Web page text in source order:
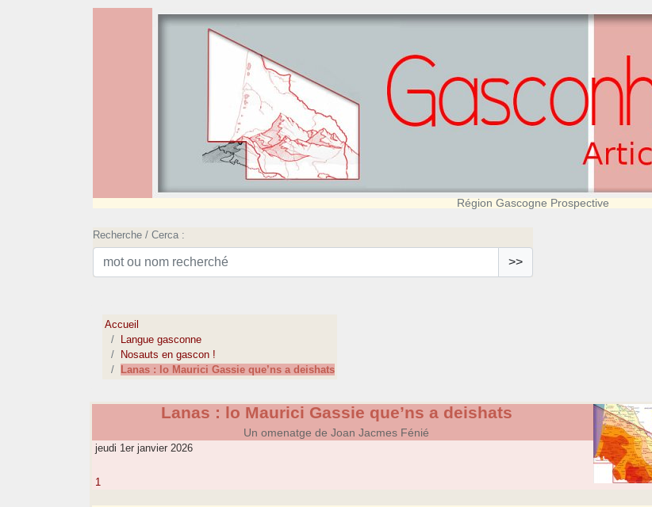
Région Gascogne Prospective
Recherche / Cerca :
>>
Accueil
Langue gasconne
Nosauts en gascon !
Lanas : lo Maurici Gassie que’ns a deishats
Lanas : lo Maurici Gassie que’ns a deishats
Un omenatge de Joan Jacmes Fénié
jeudi 1er janvier 2026
1